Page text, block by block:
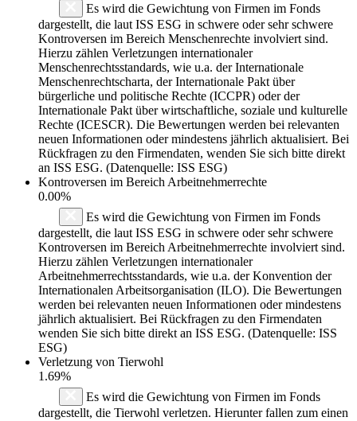
Es wird die Gewichtung von Firmen im Fonds
dargestellt, die laut ISS ESG in schwere oder sehr schwere
Kontroversen im Bereich Menschenrechte involviert sind.
Hierzu zählen Verletzungen internationaler
Menschenrechtsstandards, wie u.a. der Internationale
Menschenrechtscharta, der Internationale Pakt über
bürgerliche und politische Rechte (ICCPR) oder der
Internationale Pakt über wirtschaftliche, soziale und kulturelle
Rechte (ICESCR). Die Bewertungen werden bei relevanten
neuen Informationen oder mindestens jährlich aktualisiert. Bei
Rückfragen zu den Firmendaten, wenden Sie sich bitte direkt
an ISS ESG. (Datenquelle: ISS ESG)
Kontroversen im Bereich Arbeitnehmerrechte
0.00%
Es wird die Gewichtung von Firmen im Fonds
dargestellt, die laut ISS ESG in schwere oder sehr schwere
Kontroversen im Bereich Arbeitnehmerrechte involviert sind.
Hierzu zählen Verletzungen internationaler
Arbeitnehmerrechtsstandards, wie u.a. der Konvention der
Internationalen Arbeitsorganisation (ILO). Die Bewertungen
werden bei relevanten neuen Informationen oder mindestens
jährlich aktualisiert. Bei Rückfragen zu den Firmendaten
wenden Sie sich bitte direkt an ISS ESG. (Datenquelle: ISS
ESG)
Verletzung von Tierwohl
1.69%
Es wird die Gewichtung von Firmen im Fonds
dargestellt, die Tierwohl verletzen. Hierunter fallen zum einen